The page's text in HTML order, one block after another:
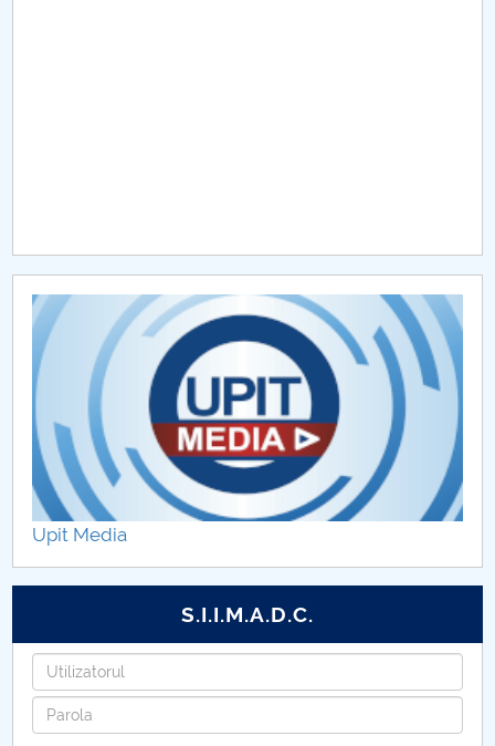
Chestionar angajabilitate ALUMNI – UPB
CAR2026
MENIU CANTINA
ALEGERI DFMI
ALEGERI STUDENTI
Upit Media
S.I.I.M.A.D.C.
Username
Password